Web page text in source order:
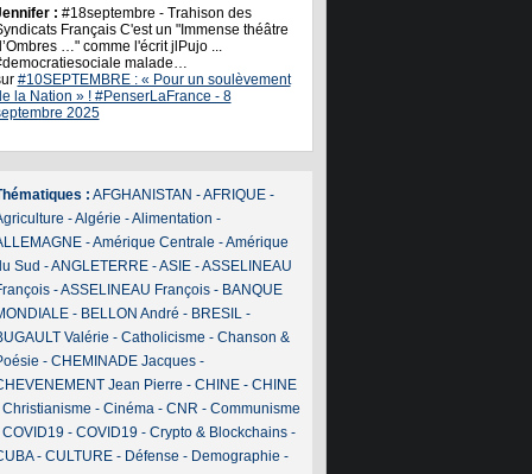
: #18septembre - Trahison des
Français C'est un "Immense théâtre
…" comme l'écrit jlPujo ...
malade…
#10SEPTEMBRE : « Pour un soulèvement
la Nation » ! #PenserLaFrance - 8
2025
: AFGHANISTAN -AFRIQUE-
-Algérie -Alimentation -
-Amérique Centrale -Amérique
Sud -ANGLETERRE-ASIE-ASSELINEAU
-ASSELINEAU François- BANQUE
- BELLON André - BRESIL-
Valérie - Catholicisme - Chanson &
- CHEMINADE Jacques-
Jean Pierre - CHINE- CHINE
Christianisme - Cinéma- CNR - Communisme
COVID19 - COVID19 - Crypto & Blockchains-
- CULTURE- Défense - Demographie -